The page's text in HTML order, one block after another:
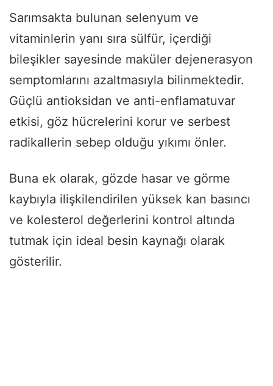
Sarımsakta bulunan selenyum ve
vitaminlerin yanı sıra sülfür, içerdiği
bileşikler sayesinde maküler dejenerasyon
semptomlarını azaltmasıyla bilinmektedir.
Güçlü antioksidan ve anti-enflamatuvar
etkisi, göz hücrelerini korur ve serbest
radikallerin sebep olduğu yıkımı önler.
Buna ek olarak, gözde hasar ve görme
kaybıyla ilişkilendirilen yüksek kan basıncı
ve kolesterol değerlerini kontrol altında
tutmak için ideal besin kaynağı olarak
gösterilir.